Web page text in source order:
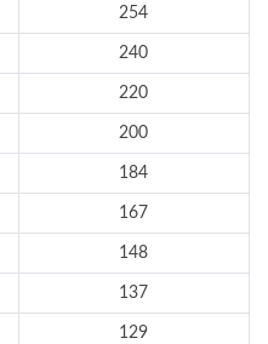
254
240
220
200
184
167
148
137
129